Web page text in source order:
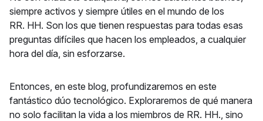
siempre activos y siempre útiles en el mundo de los
RR. HH. Son los que tienen respuestas para todas esas
preguntas difíciles que hacen los empleados, a cualquier
hora del día, sin esforzarse.
Entonces, en este blog, profundizaremos en este
fantástico dúo tecnológico. Exploraremos de qué manera
no solo facilitan la vida a los miembros de RR. HH., sino